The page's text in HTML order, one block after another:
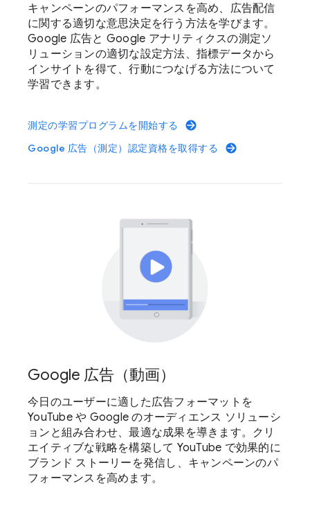
キャンペーンのパフォーマンスを高め、広告配信
に関する適切な意思決定を行う方法を学びます。
Google 広告と Google アナリティクスの測定ソ
リューションの適切な設定方法、指標データから
インサイトを得て、行動につなげる方法について
学習できます。
測定の学習プログラムを開始する
Google 広告（測定）認定資格を取得する
Google 広告（動画）
今日のユーザーに適した広告フォーマットを
YouTube や Google のオーディエンス ソリューシ
ョンと組み合わせ、最適な成果を導きます。クリ
エイティブな戦略を構築して YouTube で効果的に
ブランド ストーリーを発信し、キャンペーンのパ
フォーマンスを高めます。